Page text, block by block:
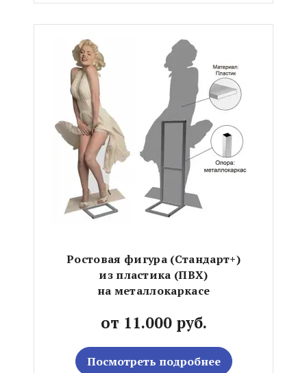
Ростовая фигура (Стандарт+)
из пластика (ПВХ)
на металлокаркасе
от 11.000 руб.
Посмотреть подробнее